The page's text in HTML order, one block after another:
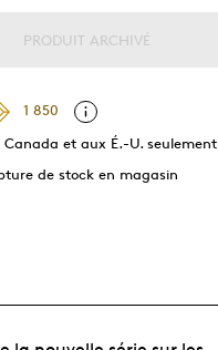
PRODUIT ARCHIVÉ
1 850
Canada et aux É.-U. seulement
de stock en magasin